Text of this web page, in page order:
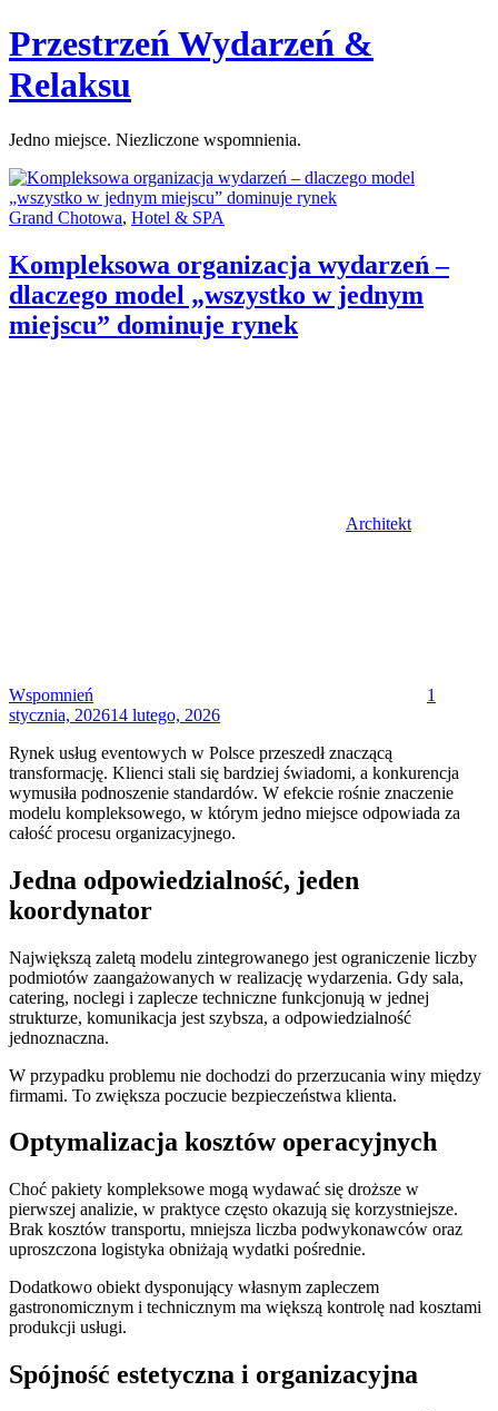
Skip
to
content
Przestrzeń Wydarzeń &
Relaksu
Jedno miejsce. Niezliczone wspomnienia.
Categories:
Grand Chotowa, Hotel & SPA
Kompleksowa organizacja wydarzeń –
dlaczego model „wszystko w jednym
miejscu” dominuje rynek
Architekt
Wspomnień
1
stycznia, 202614 lutego, 2026
Rynek usług eventowych w Polsce przeszedł znaczącą
transformację. Klienci stali się bardziej świadomi, a konkurencja
wymusiła podnoszenie standardów. W efekcie rośnie znaczenie
modelu kompleksowego, w którym jedno miejsce odpowiada za
całość procesu organizacyjnego.
Jedna odpowiedzialność, jeden
koordynator
Największą zaletą modelu zintegrowanego jest ograniczenie liczby
podmiotów zaangażowanych w realizację wydarzenia. Gdy sala,
catering, noclegi i zaplecze techniczne funkcjonują w jednej
strukturze, komunikacja jest szybsza, a odpowiedzialność
jednoznaczna.
W przypadku problemu nie dochodzi do przerzucania winy między
firmami. To zwiększa poczucie bezpieczeństwa klienta.
Optymalizacja kosztów operacyjnych
Choć pakiety kompleksowe mogą wydawać się droższe w
pierwszej analizie, w praktyce często okazują się korzystniejsze.
Brak kosztów transportu, mniejsza liczba podwykonawców oraz
uproszczona logistyka obniżają wydatki pośrednie.
Dodatkowo obiekt dysponujący własnym zapleczem
gastronomicznym i technicznym ma większą kontrolę nad kosztami
produkcji usługi.
Spójność estetyczna i organizacyjna